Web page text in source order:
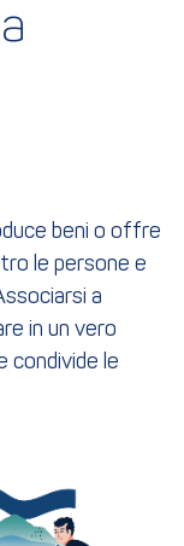
beni o offre
le persone e
a
in un vero
condivide le